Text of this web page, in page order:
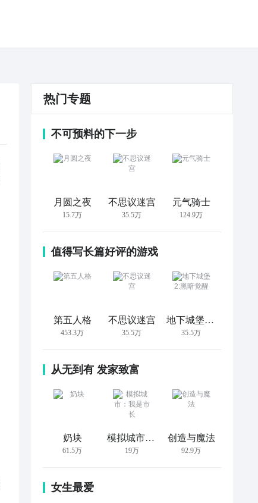
热门专题
不可预料的下一步
月圆之夜
15.7万
不思议迷宫
35.5万
元气骑士
124.9万
值得写长篇好评的游戏
第五人格
453.3万
不思议迷宫
35.5万
地下城堡2:黑暗觉醒
35.5万
从无到有 发家致富
奶块
61.5万
模拟城市：我是市长
19万
创造与魔法
92.9万
女生最爱